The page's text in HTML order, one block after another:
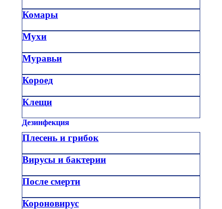
Комары
Мухи
Муравьи
Короед
Клещи
Дезинфекция
Плесень и грибок
Вирусы и бактерии
После смерти
Короновирус